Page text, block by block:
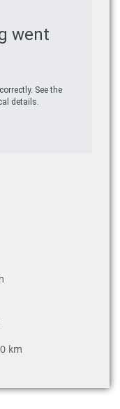
went
See the
details.
km